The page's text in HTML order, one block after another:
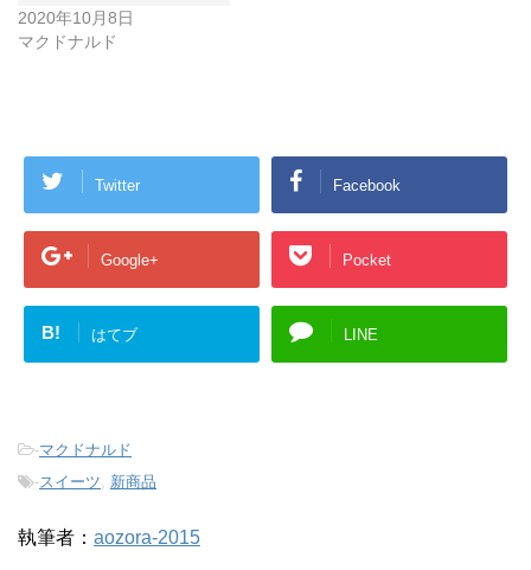
2020年10月8日
マクドナルド
Twitter Facebook
Google+ Pocket
B! はてブ LINE
-マクドナルド
-スイーツ, 新商品
執筆者： aozora-2015